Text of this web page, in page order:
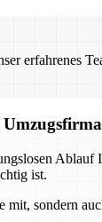
erfahrenes
Umzugsfirma
ist.
sondern